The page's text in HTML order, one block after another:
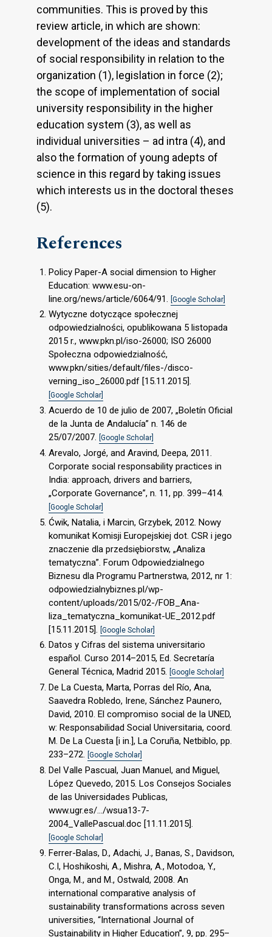
communities. This is proved by this
review article, in which are shown:
development of the ideas and standards
of social responsibility in relation to the
organization (1), legislation in force (2);
the scope of implementation of social
university responsibility in the higher
education system (3), as well as
individual universities – ad intra (4), and
also the formation of young adepts of
science in this regard by taking issues
which interests us in the doctoral theses
(5).
References
Policy Paper-A social dimension to Higher
Education: www.esu-on-
line.org/news/article/6064/91.
[Google Scholar]
Wytyczne dotyczące społecznej
odpowiedzialności, opublikowana 5 listopada
2015 r., www.pkn.pl/iso-26000; ISO 26000
Społeczna odpowiedzialność,
www.pkn/sities/default/files-/disco-
verning_iso_26000.pdf [15.11.2015].
[Google Scholar]
Acuerdo de 10 de julio de 2007, „Boletín Oficial
de la Junta de Andalucía” n. 146 de
25/07/2007. [Google Scholar]
Arevalo, Jorgé, and Aravind, Deepa, 2011.
Corporate social responsability practices in
India: approach, drivers and barriers,
„Corporate Governance”, n. 11, pp. 399–414.
[Google Scholar]
Ćwik, Natalia, i Marcin, Grzybek, 2012. Nowy
komunikat Komisji Europejskiej dot. CSR i jego
znaczenie dla przedsiębiorstw, „Analiza
tematyczna”. Forum Odpowiedzialnego
Biznesu dla Programu Partnerstwa, 2012, nr 1:
odpowiedzialnybiznes.pl/wp-
content/uploads/2015/02-/FOB_Ana-
liza_tematyczna_komunikat-UE_2012.pdf
[15.11.2015].
[Google Scholar]
Datos y Cifras del sistema universitario
español. Curso 2014–2015, Ed. Secretaría
General Técnica, Madrid 2015. [Google Scholar]
De La Cuesta, Marta, Porras del Río, Ana,
Saavedra Robledo, Irene, Sánchez Paunero,
David, 2010. El compromiso social de la UNED,
w: Responsabilidad Social Universitaria, coord.
M. De La Cuesta [i in.], La Coruña, Netbiblo, pp.
233–272. [Google Scholar]
Del Valle Pascual, Juan Manuel, and Miguel,
López Quevedo, 2015. Los Consejos Sociales
de las Universidades Publicas,
www.ugr.es/.../wsua13-7-
2004_VallePascual.doc [11.11.2015].
[Google Scholar]
Ferrer-Balas, D., Adachi, J., Banas, S., Davidson,
C.I, Hoshikoshi, A., Mishra, A., Motodoa, Y.,
Onga, M., and M., Ostwald, 2008. An
international comparative analysis of
sustainability transformations across seven
universities, “International Journal of
Sustainability in Higher Education”, 9, pp. 295–